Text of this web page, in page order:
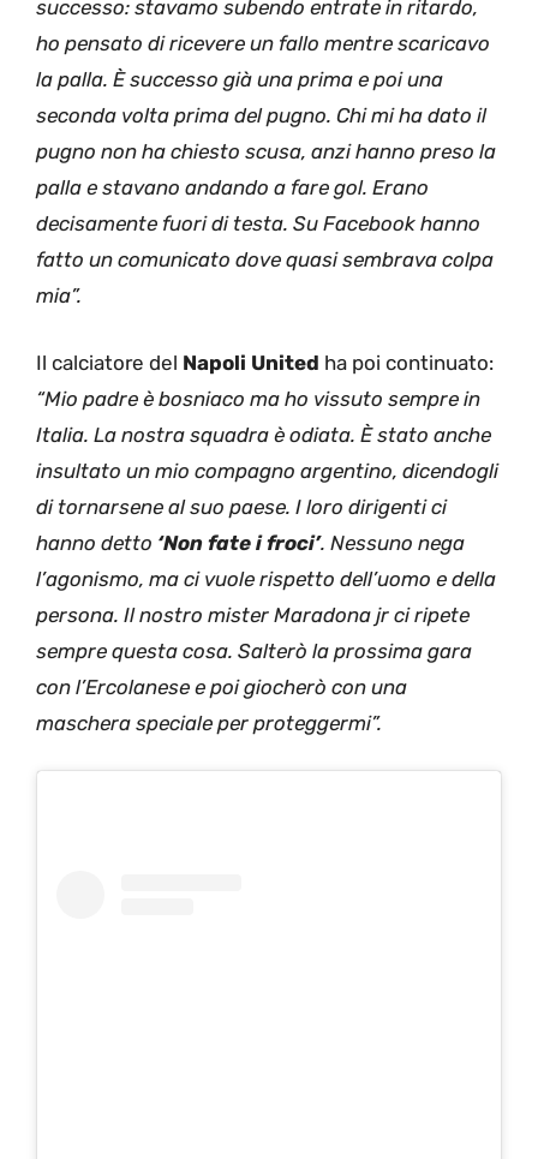
successo: stavamo subendo entrate in ritardo,
ho pensato di ricevere un fallo mentre scaricavo
la palla. È successo già una prima e poi una
seconda volta prima del pugno. Chi mi ha dato il
pugno non ha chiesto scusa, anzi hanno preso la
palla e stavano andando a fare gol. Erano
decisamente fuori di testa. Su Facebook hanno
fatto un comunicato dove quasi sembrava colpa
mia”.
Il calciatore del Napoli United ha poi continuato:
“Mio padre è bosniaco ma ho vissuto sempre in
Italia. La nostra squadra è odiata. È stato anche
insultato un mio compagno argentino, dicendogli
di tornarsene al suo paese. I loro dirigenti ci
hanno detto ‘Non fate i froci’. Nessuno nega
l’agonismo, ma ci vuole rispetto dell’uomo e della
persona. Il nostro mister Maradona jr ci ripete
sempre questa cosa. Salterò la prossima gara
con l’Ercolanese e poi giocherò con una
maschera speciale per proteggermi”.